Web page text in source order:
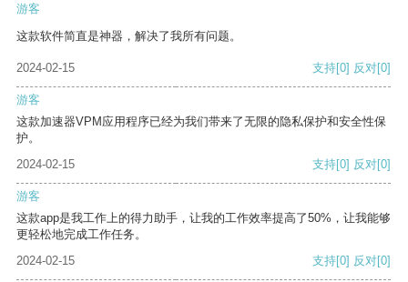
游客
这款软件简直是神器，解决了我所有问题。
2024-02-15 支持[0] 反对[0]
游客
这款加速器VPM应用程序已经为我们带来了无限的隐私保护和安全性保
护。
2024-02-15
支持[0] 反对[0]
游客
这款app是我工作上的得力助手，让我的工作效率提高了50%，让我能够
更轻松地完成工作任务。
2024-02-15
支持[0] 反对[0]